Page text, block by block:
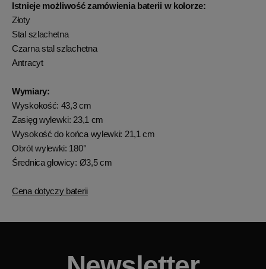
Istnieje możliwość zamówienia baterii w kolorze:
Złoty
Stal szlachetna
Czarna stal szlachetna
Antracyt
Wymiary:
Wyskokość: 43,3 cm
Zasięg wylewki: 23,1 cm
Wysokość do końca wylewki: 21,1 cm
Obrót wylewki: 180°
Średnica głowicy: Ø3,5 cm
Cena dotyczy baterii